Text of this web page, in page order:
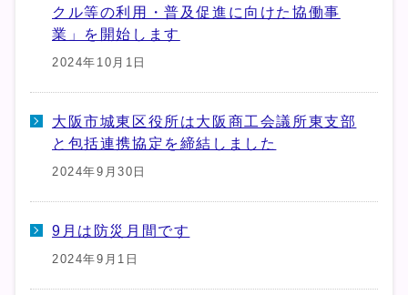
クル等の利用・普及促進に向けた協働事
業」を開始します
2024年10月1日
大阪市城東区役所は大阪商工会議所東支部
と包括連携協定を締結しました
2024年9月30日
9月は防災月間です
2024年9月1日